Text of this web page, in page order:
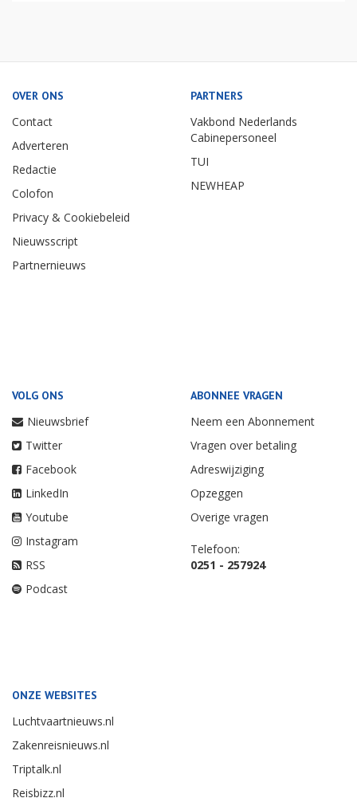
OVER ONS
Contact
Adverteren
Redactie
Colofon
Privacy & Cookiebeleid
Nieuwsscript
Partnernieuws
PARTNERS
Vakbond Nederlands
Cabinepersoneel
TUI
NEWHEAP
VOLG ONS
Nieuwsbrief
Twitter
Facebook
LinkedIn
Youtube
Instagram
RSS
Podcast
ABONNEE VRAGEN
Neem een Abonnement
Vragen over betaling
Adreswijziging
Opzeggen
Overige vragen
Telefoon:
0251 - 257924
ONZE WEBSITES
Luchtvaartnieuws.nl
Zakenreisnieuws.nl
Triptalk.nl
Reisbizz.nl